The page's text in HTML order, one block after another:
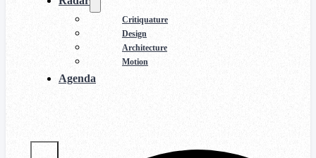
Critiquature
Design
Architecture
Motion
Agenda